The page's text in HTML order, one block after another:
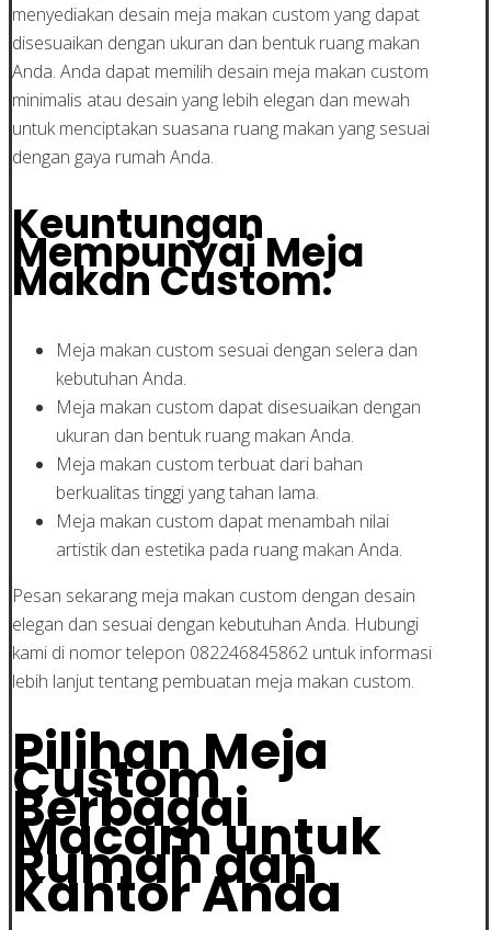
menyediakan desain meja makan custom yang dapat
disesuaikan dengan ukuran dan bentuk ruang makan
Anda. Anda dapat memilih desain meja makan custom
minimalis atau desain yang lebih elegan dan mewah
untuk menciptakan suasana ruang makan yang sesuai
dengan gaya rumah Anda.
Keuntungan
Mempunyai Meja
Makan Custom:
Meja makan custom sesuai dengan selera dan
kebutuhan Anda.
Meja makan custom dapat disesuaikan dengan
ukuran dan bentuk ruang makan Anda.
Meja makan custom terbuat dari bahan
berkualitas tinggi yang tahan lama.
Meja makan custom dapat menambah nilai
artistik dan estetika pada ruang makan Anda.
Pesan sekarang meja makan custom dengan desain
elegan dan sesuai dengan kebutuhan Anda. Hubungi
kami di nomor telepon 082246845862 untuk informasi
lebih lanjut tentang pembuatan meja makan custom.
Pilihan Meja
Custom
Berbagai
Macam untuk
Rumah dan
Kantor Anda